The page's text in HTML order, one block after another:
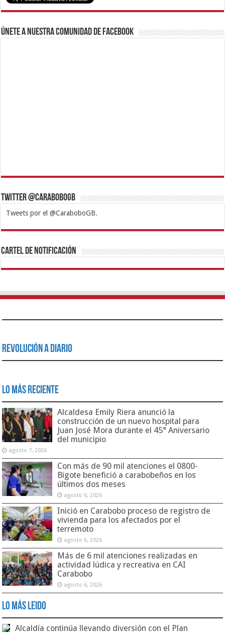
Únete a nuestra comunidad de Facebook
Twitter @CaraboboGB
Tweets por el @CaraboboGB.
1xbetBetturkeyBetistKralbetSupertotobetTipobetMatadorbetMariobet
https://mvbcasino.com/
Cartel de Notificación
Revolución a Diario
Lo Más Reciente
Alcaldesa Emily Riera anunció la
construcción de un nuevo hospital para
Juan José Mora durante el 45° Aniversario
del municipio
agosto 7, 2026
Con más de 90 mil atenciones el 0800-
Bigote benefició a carabobeños en los
últimos dos meses
agosto 6, 2026
Inició en Carabobo proceso de registro de
vivienda para los afectados por el
terremoto
agosto 6, 2026
Más de 6 mil atenciones realizadas en
actividad lúdica y recreativa en CAI
Carabobo
agosto 6, 2026
Lo Más Leido
Alcaldía continúa llevando diversión con el Plan